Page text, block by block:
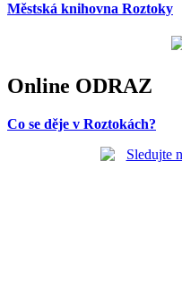
Městská knihovna Roztoky
Online ODRAZ
Co se děje v Roztokách?